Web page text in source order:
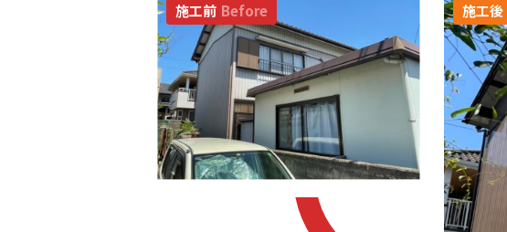
施工前 Before 施工後